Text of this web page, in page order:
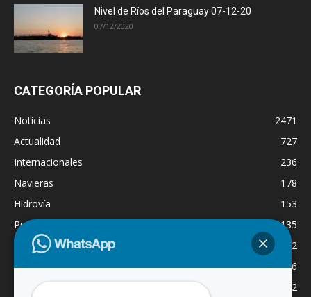
Nivel de Ríos del Paraguay 07-12-20
07/12/2020
CATEGORÍA POPULAR
Noticias
2471
Actualidad
727
Internacionales
236
Navieras
178
Hidrovía
153
Puertos
135
Economía
132
Nacionales
126
Dragado
122